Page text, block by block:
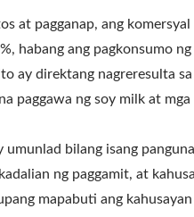
at pagganap, ang
habang ang pagkonsumo
ay direktang nagreresulta
paggawa ng soy milk at
umunlad bilang isang
ng paggamit, at
mapabuti ang